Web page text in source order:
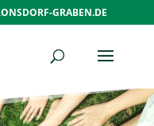
GRABEN.DE